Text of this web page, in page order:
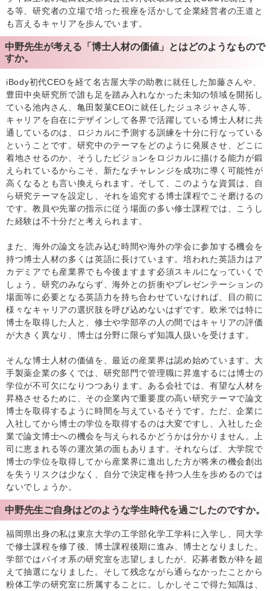
る等、研究者の立場で培った視座を活かして企業経営者の王道と
も言えるキャリアを歩んでいます。
中野先生が考える「博士人材の価値」とはどのようなもので
すか。
iBody初代CEOを経て名古屋大学の助教に就任した加藤さんや、
豊田中央研究所で誰も足を踏み入れなかった未知の領域を開拓し
ている池内さん、亀田製菓CEOに就任したジュネジャさん等、
キャリアを自在にデザインして各界で活躍している博士人材に共
通しているのは、ロジカルに予測する訓練を十分に行なっている
ということです。研究中のテーマをどのように発展させ、どこに
着地させるのか、そうしたビジョンをロジカルに描ける能力が鍛
えられているからこそ、新たなチャレンジを成功に導く可能性が
高くなるとも言い換えられます。そして、このような資質は、自
ら研究テーマを設定し、それを追究する博士課程でこそ磨けるの
です。教員や先輩の指示に従う場面の多い修士課程では、こうし
た経験は不十分だと考えられます。
また、海外の論文を読み込む時間や海外の学会に参加する機会を
持つ博士人材の多くは英語に長けています。培われた英語力はア
カデミアでも産業界でも今後ますます必須スキルになっていくで
しょう。研究のみならず、海外との折衝やプレゼンテーションの
場面等に必要となる英語力を持ち合わせていなければ、目の前に
様々なキャリアの選択肢を呼び込めないはずです。欧米では特に
博士を取得した人と、修士や学部卒の人の間ではキャリアの評価
が大きく異なり、博士は分野に限らず知識人扱いを受けます。
そんな博士人材の価値を、最近の産業界は認め始めています。大
手製薬企業の多くでは、研究部門で管理職に昇進するには博士の
学位が不可欠になりつつあります。ある会社では、有望な人材を
昇格させるために、その企業内で重要度の高い研究テーマで論文
博士を取得するように時間を与えているそうです。ただ、企業に
入社してから博士の学位を取得するのは大変ですし、入社した企
業で論文博士への機会を与えられるかどうかは分かりません。上
司に恵まれる等の運次第の面もあります。それならば、大学院で
博士の学位を取得してから産業界に進出した方が将来の機会創出
を失うリスクは少なく、自分で決定権を持つ人生を歩めるのでは
ないでしょうか。
中野先生ご自身はどのような学生時代を過ごしたのですか。
福岡県出身の私は東京大学の工学部化学工学科に入学し、同大学
で修士課程を修了後、博士課程後期に進み、博士となりました。
学部ではバイオ系の研究室を志望しましたが、応募者数が枠を超
えて抽選になりました。そして残念ながら通らなかったことから
粉体工学の研究室に所属することに。しかしそこで得た知識は、